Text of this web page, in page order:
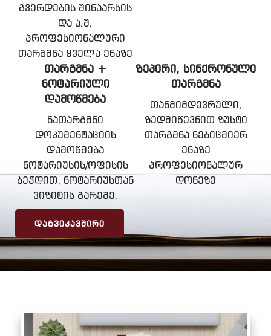
გვერდების შინაარსის
და ა.შ.
პროფესიონალური
თარგმნა ყველა ენაზე
ᲗᲐᲠᲒᲛᲜᲐ +
ᲜᲝᲢᲐᲠᲘᲣᲚᲘ
ᲓᲐᲛᲝᲬᲛᲔᲑᲐ
ნათარგმნი
დოკუმენტაციის
დამოწმება
ნოტარიუსის/ოფისის
ბეჭდით, ნოტარიუსთან
ვიზიტის გარეშე.
ᲓᲐᲒᲕᲘᲙᲐᲕᲨᲘᲠᲘ
ᲖᲔᲞᲘᲠᲘ, ᲡᲘᲜᲥᲠᲝᲜᲣᲚᲘ
ᲗᲐᲠᲒᲛᲜᲐ
თანმიმდევრული,
ზედმიწევნით ზუსტი
თარგმნა ნებიცმიერ
ენაზე
პროფესიონალურ
დონეზე